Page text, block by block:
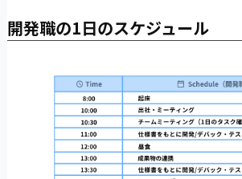
開発職の1日のスケジュール